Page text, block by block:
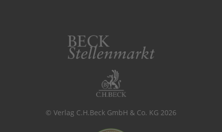
© Verlag C.H.Beck GmbH & Co. KG 2026